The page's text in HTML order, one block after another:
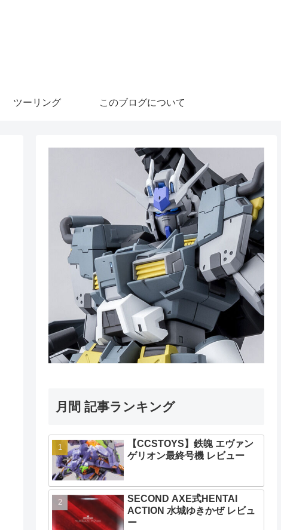
ツーリング このブログについて
月間 記事ランキング
【CCSTOYS】鉄魄 エヴァン
ゲリオン最終号機 レビュー
SECOND AXE式HENTAI
ACTION 水城ゆきかぜ レビュ
ー